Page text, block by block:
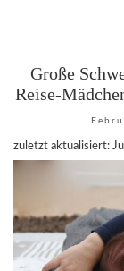
Große
Reise-
zuletzt aktualisiert: